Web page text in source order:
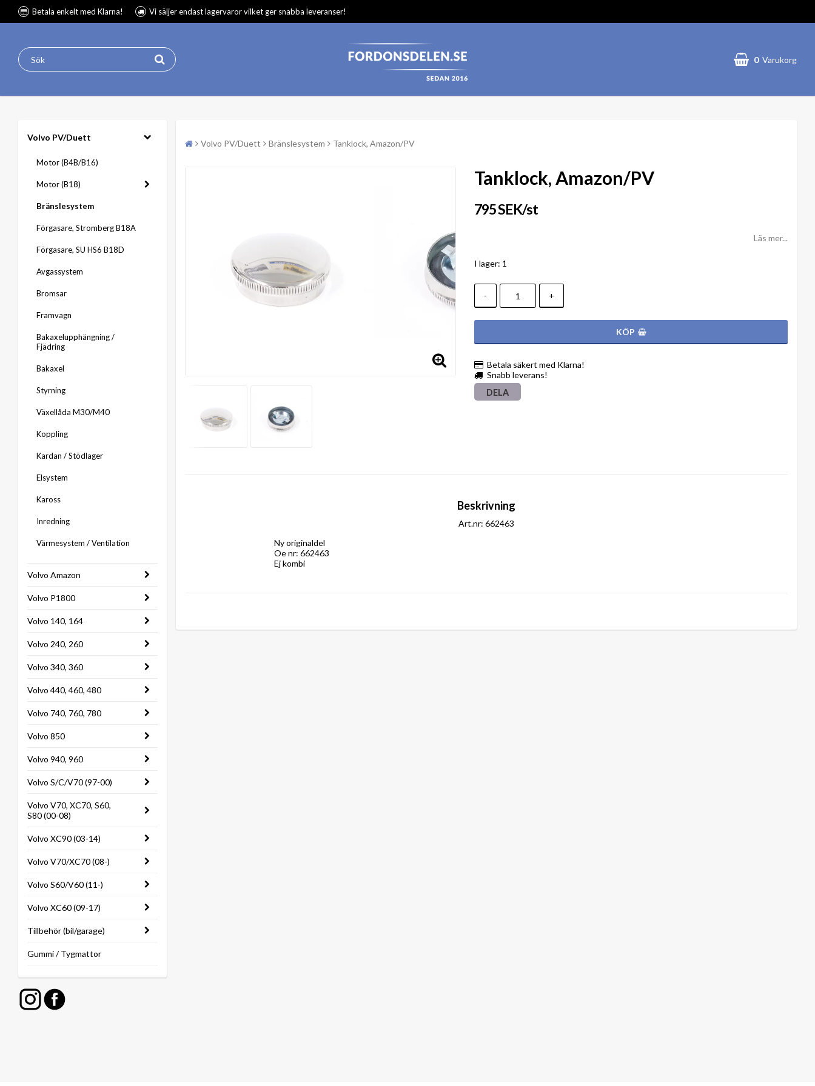
Betala enkelt med Klarna! Vi säljer endast lagervaror vilket ger snabba leveranser!
0 Varukorg
Volvo PV/Duett
Motor (B4B/B16)
Motor (B18)
Bränslesystem
Förgasare, Stromberg B18A
Förgasare, SU HS6 B18D
Avgassystem
Bromsar
Framvagn
Bakaxelupphängning /
Fjädring
Bakaxel
Styrning
Växellåda M30/M40
Koppling
Kardan / Stödlager
Elsystem
Kaross
Inredning
Värmesystem / Ventilation
Volvo Amazon
Volvo P1800
Volvo 140, 164
Volvo 240, 260
Volvo 340, 360
Volvo 440, 460, 480
Volvo 740, 760, 780
Volvo 850
Volvo 940, 960
Volvo S/C/V70 (97-00)
Volvo V70, XC70, S60,
S80 (00-08)
Volvo XC90 (03-14)
Volvo V70/XC70 (08-)
Volvo S60/V60 (11-)
Volvo XC60 (09-17)
Tillbehör (bil/garage)
Gummi / Tygmattor
Volvo PV/Duett Bränslesystem Tanklock, Amazon/PV
Tanklock, Amazon/PV
795 SEK/st
Läs mer...
I lager: 1
- +
KÖP
Betala säkert med Klarna!
Snabb leverans!
DELA
Beskrivning
Art.nr: 662463
Ny originaldel
Oe nr: 662463
Ej kombi